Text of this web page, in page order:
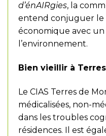
d’énAIRgies, la
entend conjuguer
économique avec
l’environnement.
Bien vieillir à
Le CIAS Terres de
médicalisées, non-
dans les troubles
résidences. Il est